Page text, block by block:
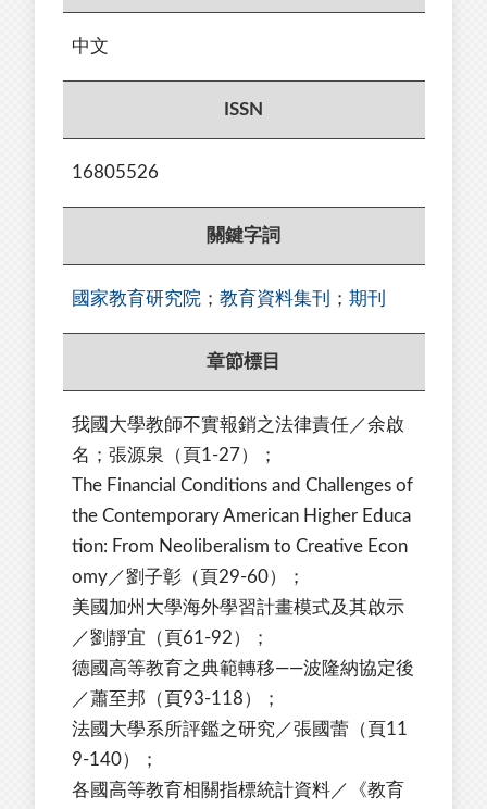
中文
ISSN
16805526
關鍵字詞
國家教育研究院 ； 教育資料集刊 ； 期刊
章節標目
我國大學教師不實報銷之法律責任／余啟
名；張源泉（頁1-27）；
The Financial Conditions and Challenges of
the Contemporary American Higher Educa
tion: From Neoliberalism to Creative Econ
omy／劉子彰（頁29-60）；
美國加州大學海外學習計畫模式及其啟示
／劉靜宜（頁61-92）；
德國高等教育之典範轉移——波隆納協定後
／蕭至邦（頁93-118）；
法國大學系所評鑑之研究／張國蕾（頁11
9-140）；
各國高等教育相關指標統計資料／《教育